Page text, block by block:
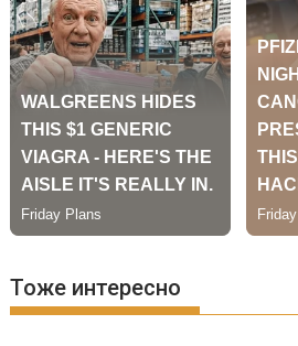
Тоже интересно